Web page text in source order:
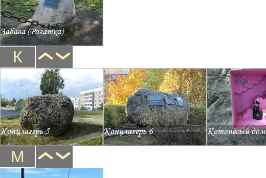
Забава (Рогатка)
К
Концлагерь 5 Концлагерь 6 Котопёсый дом
М